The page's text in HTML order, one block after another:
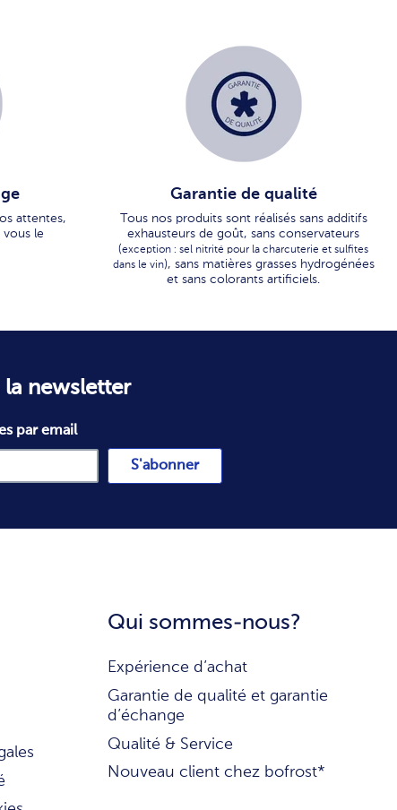
attentes,
vous le
Garantie de qualité
Tous nos produits sont réalisés sans additifs
exhausteurs de goût, sans conservateurs
(exception : sel nitrité pour la charcuterie et sulfites
dans le vin), sans matières grasses hydrogénées
et sans colorants artificiels.
Qui sommes-nous?
Expérience d’achat
Garantie de qualité et garantie
d’échange
Qualité & Service
Nouveau client chez bofrost*
newsletter
par email
S'abonner